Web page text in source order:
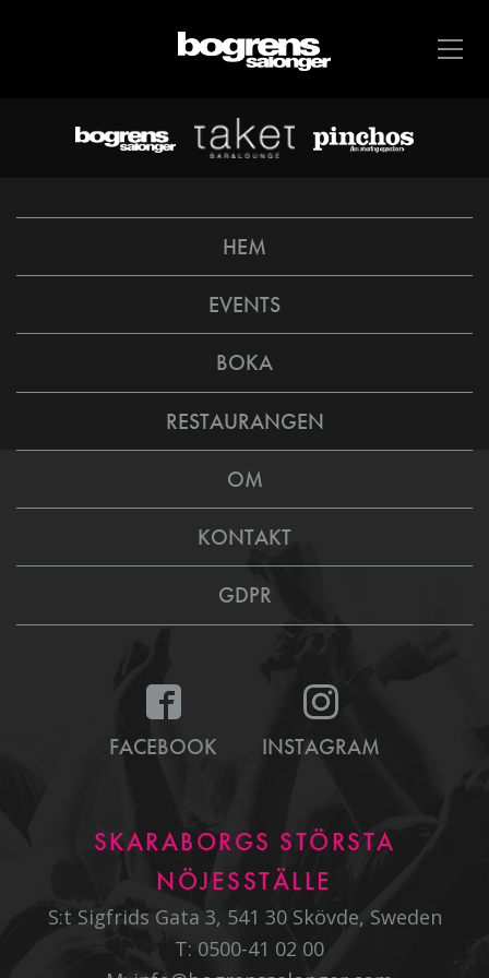
HEM
EVENTS
BOKA
RESTAURANGEN
OM
KONTAKT
GDPR
FACEBOOK INSTAGRAM
SKARABORGS STÖRSTA
NÖJESSTÄLLE
S:t Sigfrids Gata 3, 541 30 Skövde, Sweden
T: 0500-41 02 00